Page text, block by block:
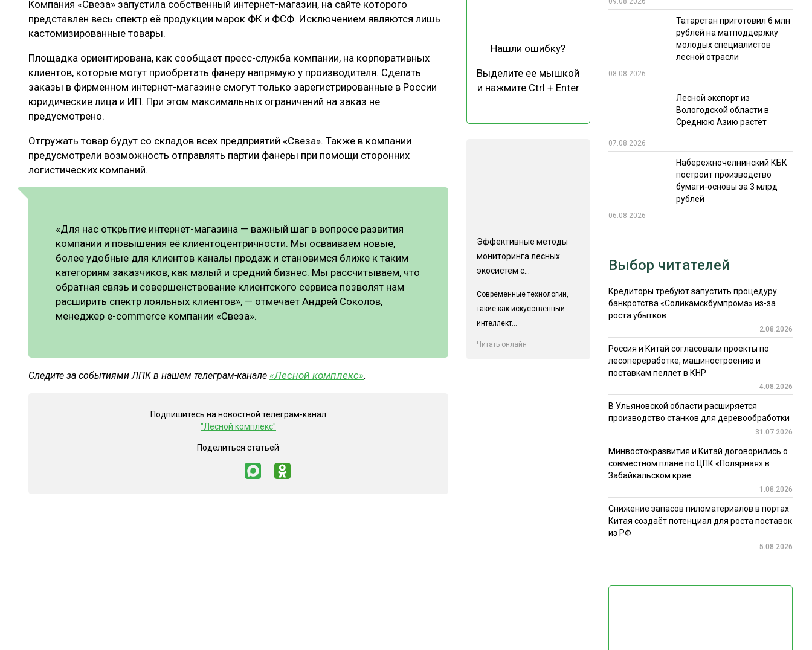
ЛЕСОВОССТАНОВЛЕНИЕ И ЗАЩИТА
ЦБП
СУШКА ДРЕВЕСИНЫ РЫНОК
ОТРАСЛЕВАЯ ДИСКУССИЯ
ЭКСПЕРТНОЕ МНЕНИЕ
ИТОГИ МЕРОПРИЯТИЙ
Компания «Свеза» запустила собственный интернет-магазин, на сайте которого
представлен весь спектр её продукции марок ФК и ФСФ. Исключением являются лишь
кастомизированные товары.
Площадка ориентирована, как сообщает пресс-служба компании, на корпоративных
клиентов, которые могут приобретать фанеру напрямую у производителя. Сделать
заказы в фирменном интернет-магазине смогут только зарегистрированные в России
юридические лица и ИП. При этом максимальных ограничений на заказ не
предусмотрено.
Отгружать товар будут со складов всех предприятий «Свеза». Также в компании
предусмотрели возможность отправлять партии фанеры при помощи сторонних
логистических компаний.
«Для нас открытие интернет-магазина — важный шаг в вопросе развития
компании и повышения её клиентоцентричности. Мы осваиваем новые,
более удобные для клиентов каналы продаж и становимся ближе к таким
категориям заказчиков, как малый и средний бизнес. Мы рассчитываем, что
обратная связь и совершенствование клиентского сервиса позволят нам
расширить спектр лояльных клиентов», — отмечает Андрей Соколов,
менеджер e-commerce компании «Свеза».
Следите за событиями ЛПК в нашем телеграм-канале «Лесной комплекс».
Подпишитесь на новостной телеграм-канал
"Лесной комплекс"
Поделиться статьей
Нашли ошибку?
Выделите ее мышкой
и нажмите Ctrl + Enter
Эффективные методы
мониторинга лесных
экосистем с...
Современные технологии,
такие как искусственный
интеллект...
Читать онлайн
Татарстан приготовил 6 млн
рублей на матподдержку
молодых специалистов
лесной отрасли
08.08.2026
Лесной экспорт из
Вологодской области в
Среднюю Азию растёт
07.08.2026
Набережночелнинский КБК
построит производство
бумаги-основы за 3 млрд
рублей
06.08.2026
Выбор читателей
Кредиторы требуют запустить процедуру
банкротства «Соликамскбумпрома» из-за
роста убытков
2.08.2026
Россия и Китай согласовали проекты по
лесопереработке, машиностроению и
поставкам пеллет в КНР
4.08.2026
В Ульяновской области расширяется
производство станков для деревообработки
31.07.2026
Минвостокразвития и Китай договорились о
совместном плане по ЦПК «Полярная» в
Забайкальском крае
1.08.2026
Снижение запасов пиломатериалов в портах
Китая создаёт потенциал для роста поставок
из РФ
5.08.2026